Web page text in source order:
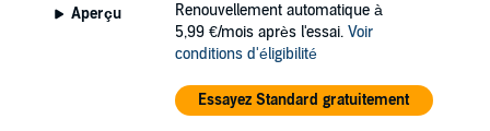
Aperçu
Renouvellement automatique à
5,99 €/mois après l'essai. Voir
conditions d'éligibilité
Essayez Standard gratuitement